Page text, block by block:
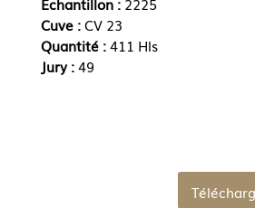
Echantillon :2225
Cuve :CV 23
Quantité :411 Hls
Jury :49